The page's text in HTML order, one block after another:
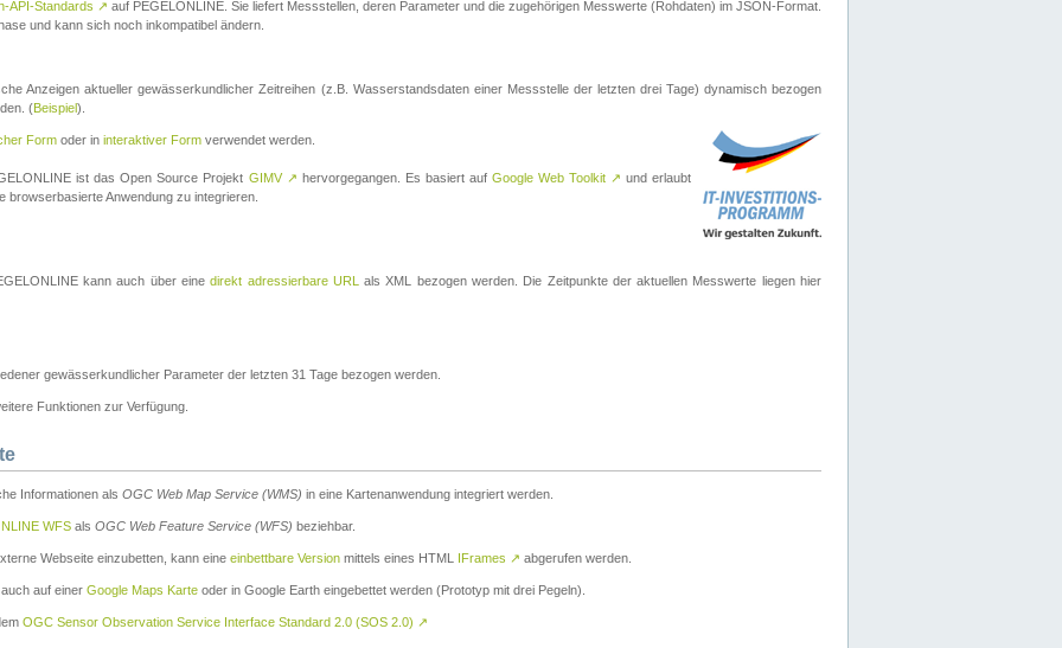
API-Standards ↗ auf PEGELONLINE. Sie liefert Messstellen, deren Parameter und die zugehörigen Messwerte (Rohdaten) im JSON-Format.
und kann sich noch inkompatibel ändern.
Anzeigen aktueller gewässerkundlicher Zeitreihen (z.B. Wasserstandsdaten einer Messstelle der letzten drei Tage) dynamisch bezogen
(Beispiel).
Form oder in interaktiver Form verwendet werden.
ist das Open Source Projekt GIMV ↗ hervorgegangen. Es basiert auf Google Web Toolkit ↗ und erlaubt
browserbasierte Anwendung zu integrieren.
kann auch über einedirekt adressierbare URL als XML bezogen werden. Die Zeitpunkte der aktuellen Messwerte liegen hier
gewässerkundlicher Parameter der letzten 31 Tage bezogen werden.
Funktionen zur Verfügung.
Informationen als OGC Web Map Service (WMS) in eine Kartenanwendung integriert werden.
WFS als OGC Web Feature Service (WFS) beziehbar.
Webseite einzubetten, kann eine einbettbare Version mittels eines HTML IFrames ↗ abgerufen werden.
auf einer Google Maps Karte oder in Google Earth eingebettet werden (Prototyp mit drei Pegeln).
OGC Sensor Observation Service Interface Standard 2.0 (SOS 2.0) ↗